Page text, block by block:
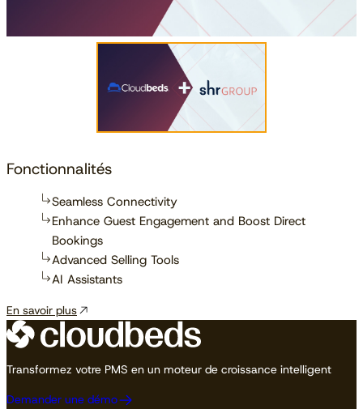
Fonctionnalités
Seamless Connectivity
Enhance Guest Engagement and Boost Direct
Bookings
Advanced Selling Tools
AI Assistants
En savoir plus
Transformez votre PMS en un moteur de croissance intelligent
Demander une démo